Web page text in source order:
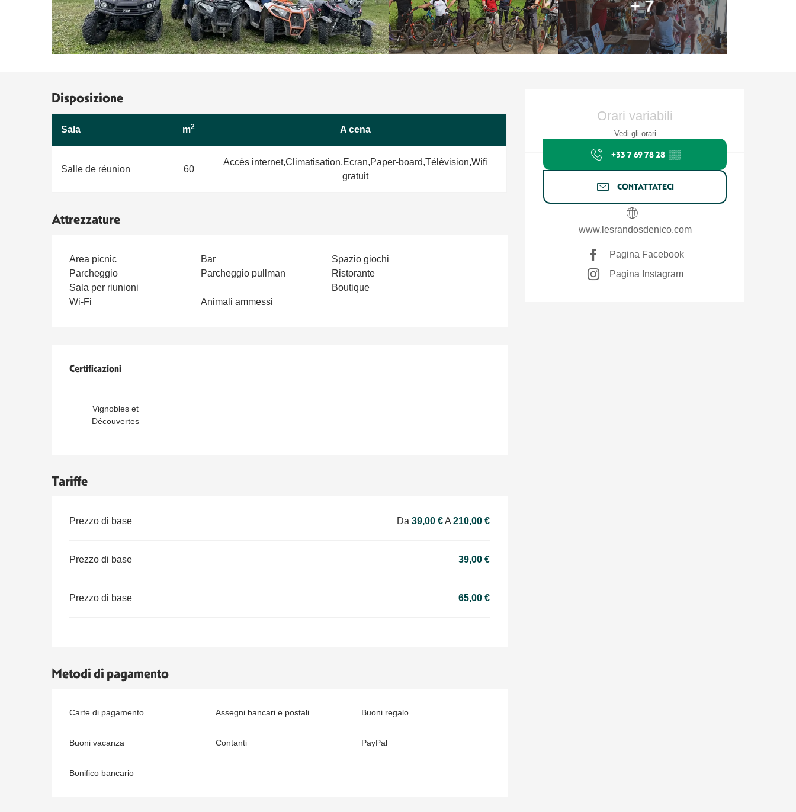
+ 7
Orari e contatti
Orari variabili
Vedi gli orari
+33 7 69 78 28 ▒▒
CONTATTATECI
www.lesrandosdenico.com
Pagina Facebook
Pagina Instagram
Disposizione
Sala m2 A cena
Salle de réunion 60
Accès internet,Climatisation,Ecran,Paper-board,Télévision,Wifi
gratuit
Attrezzature
Area picnic Bar
Spazio giochi
Parcheggio
Parcheggio pullman
Ristorante
Sala per riunioni
Boutique
Wi-Fi
Animali ammessi
Offerte di prestazioni
Certificazioni
Certificazioni
Vignobles et
Découvertes
Tariffe
Tariffe 2026
Prezzo di base Da39,00 €A210,00 €
Prezzo di base 39,00 €
Prezzo di base 65,00 €
Metodi di pagamento
Carte di pagamento Assegni bancari e postali Buoni regalo
Buoni vacanza Contanti PayPal
Bonifico bancario